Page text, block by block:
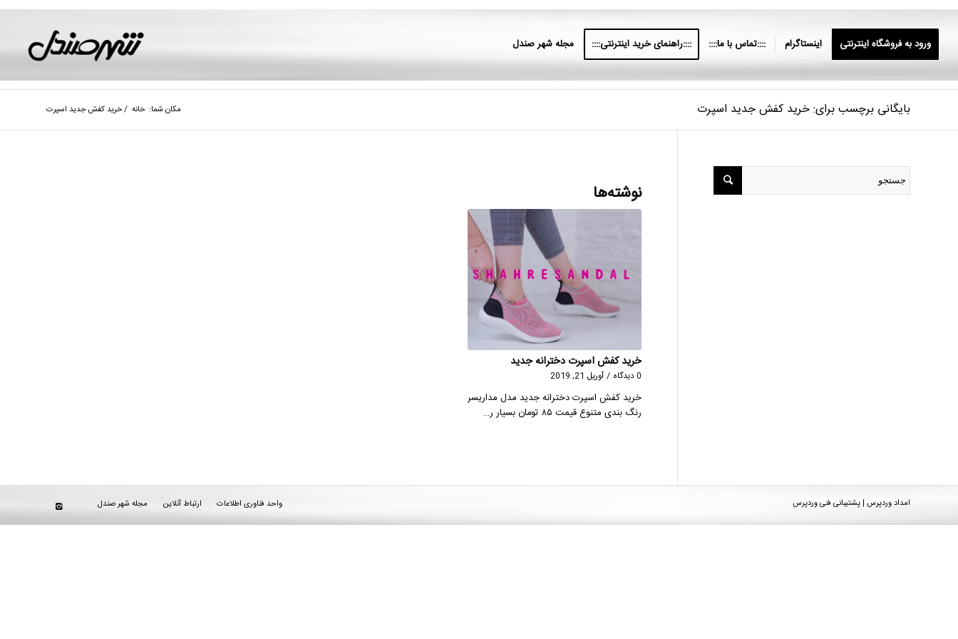
ورود به فروشگاه اینترنتی اینستاگرام ::::تماس با ما:::: ::::راهنمای خرید اینترنتی:::: مجله شهر صندل
بایگانی برچسب برای: خرید کفش جدید اسپرت مکان شما: خانه /خرید کفش جدید اسپرت
نوشته‌ها
خرید کفش اسپرت دخترانه جدید
0 دیدگاه / آوریل 21, 2019
خرید کفش اسپرت دخترانه جدید مدل مداریسر
رنگ بندی متنوع قیمت ۸۵ تومان بسیار ر…
امداد وردپرس | پشتیبانی فنی وردپرس واحد فناوری اطلاعات ارتباط آنلاین مجله شهر صندل